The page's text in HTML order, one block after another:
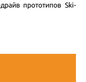
прототипов Ski-